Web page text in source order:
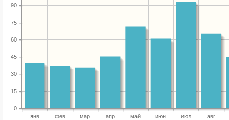
янв фев мар апр май июн июл авг
0
15
30
45
60
75
90